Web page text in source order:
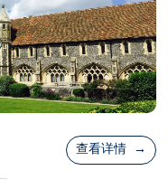
查看详情 →